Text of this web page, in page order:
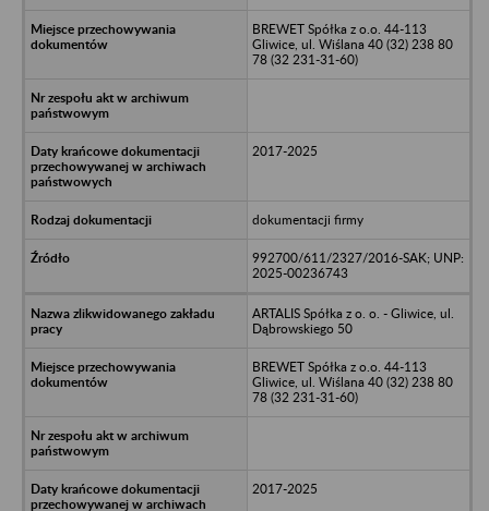
BREWET Spółka z o.o. 44-113
Gliwice, ul. Wiślana 40 (32) 238 80
78 (32 231-31-60)
2017-2025
dokumentacji firmy
992700/611/2327/2016-SAK; UNP:
2025-00236743
ARTALIS Spółka z o. o. - Gliwice, ul.
Dąbrowskiego 50
BREWET Spółka z o.o. 44-113
Gliwice, ul. Wiślana 40 (32) 238 80
78 (32 231-31-60)
2017-2025